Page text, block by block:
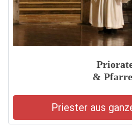
&
Priester aus